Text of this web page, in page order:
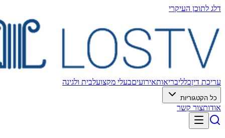
לתוכן העיקרי
דיןכלליבריאותאירועיםבעלי מקצועלבית ולגינה
הקטגוריות
צור קשר